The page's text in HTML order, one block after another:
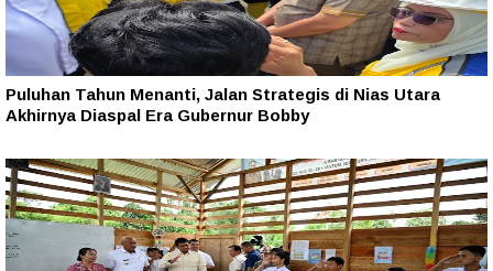
Puluhan Tahun Menanti, Jalan Strategis di Nias Utara
Akhirnya Diaspal Era Gubernur Bobby